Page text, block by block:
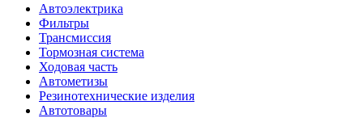
Автоэлектрика
Фильтры
Трансмиссия
Тормозная система
Ходовая часть
Автометизы
Резинотехнические изделия
Автотовары